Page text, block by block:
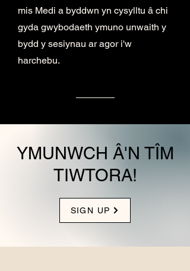
mis Medi a byddwn yn cysylltu â chi
gyda gwybodaeth ymuno unwaith y
bydd y sesiynau ar agor i'w
harchebu.
YMUNWCH Â'N TÎM
TIWTORA!
SIGN UP